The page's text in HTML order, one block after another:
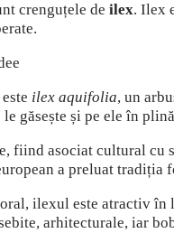
crenguțele de ilex. Ilex
ilex aquifolia, un
găsește și pe ele în
fiind asociat cultural cu
a preluat
ilexul este atractiv
arhitecturale, iar